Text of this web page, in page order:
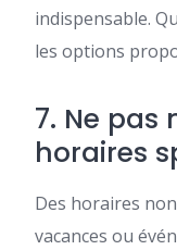
indispensable.
les options
7. Ne pas
horaires
Des horaires
vacances ou